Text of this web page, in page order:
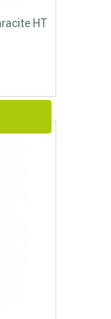
HT